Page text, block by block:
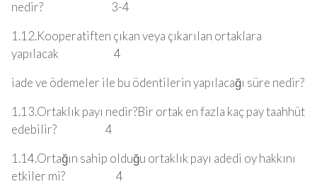
nedir? 3-4
1.12.Kooperatiften çıkan veya çıkarılan ortaklara
yapılacak 4
iade ve ödemeler ile bu ödentilerin yapılacağı süre nedir?
1.13.Ortaklık payı nedir?Bir ortak en fazla kaç pay taahhüt
edebilir? 4
1.14.Ortağın sahip olduğu ortaklık payı adedi oy hakkını
etkiler mi? 4